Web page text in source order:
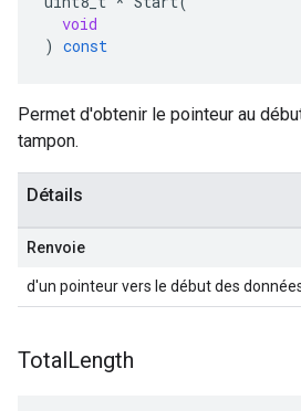
void
) const
Permet d'obtenir le pointeur au
tampon.
Détails
Renvoie
d'un pointeur vers le début des
TotalLength